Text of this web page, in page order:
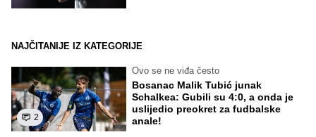
NAJČITANIJE IZ KATEGORIJE
2
Ovo se ne viđa često
Bosanac Malik Tubić junak
Schalkea: Gubili su 4:0, a onda je
uslijedio preokret za fudbalske
anale!